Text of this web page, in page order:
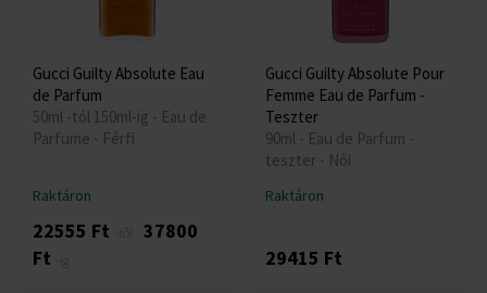
Gucci Guilty Absolute Eau
de Parfum
50ml -tól 150ml-ig - Eau de
Parfume - Férfi
Raktáron
22555 Ft
37800
Ft
Gucci Guilty Absolute Pour
Femme Eau de Parfum -
Teszter
90ml - Eau de Parfum -
teszter - Női
Raktáron
29415 Ft